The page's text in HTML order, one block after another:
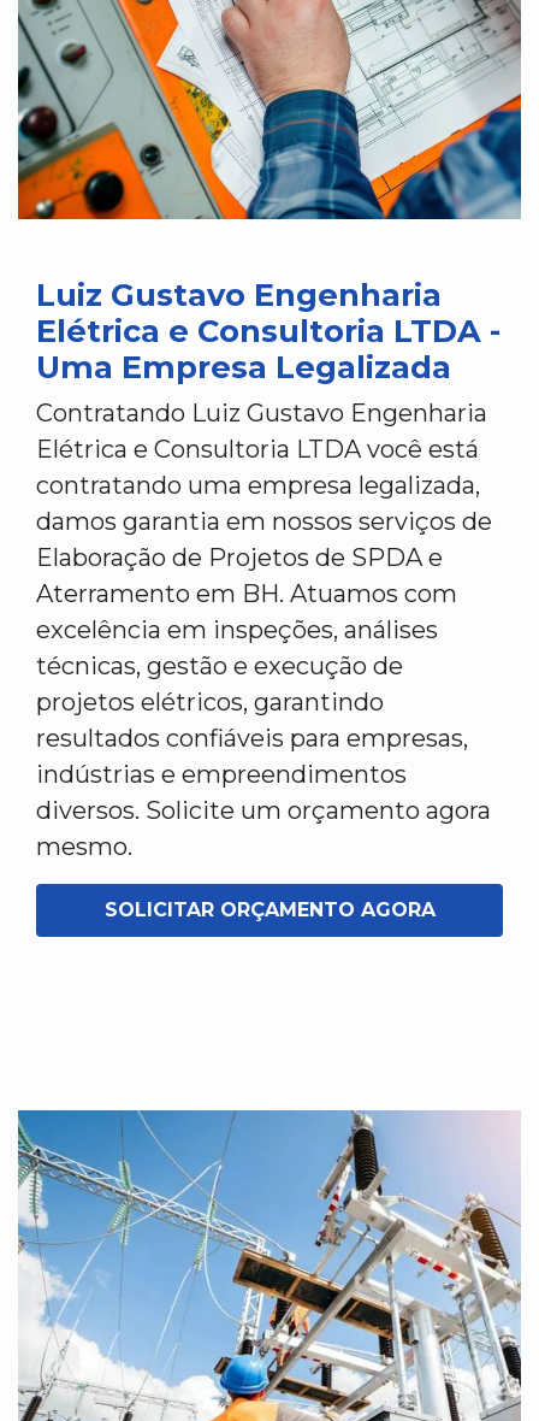
Luiz Gustavo Engenharia
Elétrica e Consultoria LTDA -
Uma Empresa Legalizada
Contratando Luiz Gustavo Engenharia
Elétrica e Consultoria LTDA você está
contratando uma empresa legalizada,
damos garantia em nossos serviços de
Elaboração de Projetos de SPDA e
Aterramento em BH. Atuamos com
excelência em inspeções, análises
técnicas, gestão e execução de
projetos elétricos, garantindo
resultados confiáveis para empresas,
indústrias e empreendimentos
diversos. Solicite um orçamento agora
mesmo.
SOLICITAR ORÇAMENTO AGORA